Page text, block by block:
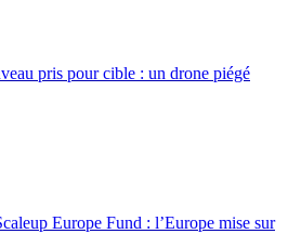
pris pour cible : un drone piégé
Europe Fund : l’Europe mise sur